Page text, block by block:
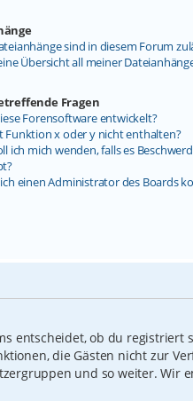
sind in diesem Forum
Übersicht all meiner
Fragen
Forensoftware entwickelt?
Funktion x oder y nicht enthalten?
ich mich wenden, falls es
einen Administrator des Boards
entscheidet, ob du registriert
die Gästen nicht zur
und so weiter. Wir